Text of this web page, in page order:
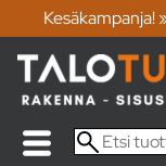
Kesäkampanja!